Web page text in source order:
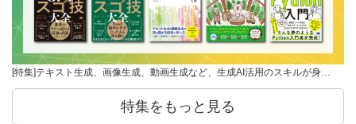
[特集]テキスト生成、画像生成、動画生成など、生成AI活用のスキルが身…
特集をもっと見る